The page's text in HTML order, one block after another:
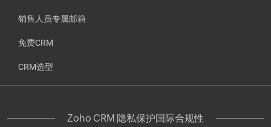
销售人员专属邮箱
免费CRM
CRM选型
Zoho CRM 隐私保护国际合规性